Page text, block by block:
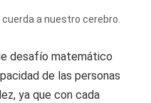
a nuestro cerebro.
desafío matemático
de las personas
ya que con cada